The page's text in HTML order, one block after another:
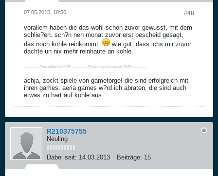
#48
07.05.2015, 10:56
vorallem haben die das wohl schon zuvor gewusst, mit dem
schlie?en. sch?n nen monat zuvor erst bescheid gesagt,
das noch kohle reinkommt.
wie gut, dass ichs mir zuvor
dachte un nix mehr reinhaute an kohle.
---------- Post added at 03:56 ---------- Previous post was at 03:55 ----------
achja, zockt spiele von gameforge! die sind erfolgreich mit
ihren games. aeria games w?rd ich abraten, die sind auch
etwas zu hart auf kohle aus.
R210375755
Neuling
Dabei seit: 14.03.2013 Beiträge: 15